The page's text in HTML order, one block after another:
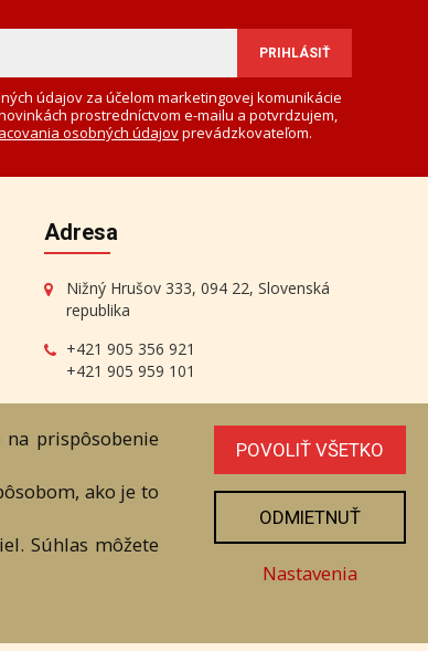
údajov za účelom marketingovej komunikácie
prostredníctvom e-mailu a potvrdzujem,
osobných údajovprevádzkovateľom.
Adresa
Nižný Hrušov 333, 094 22, Slovenská
republika
+421 905 356 921
+421 905 959 101
dartesro@dartesro.sk
sú vyhradené.
prispôsobenie
ako je to
Súhlas môžete
POVOLIŤ VŠETKO
ODMIETNUŤ
Nastavenia